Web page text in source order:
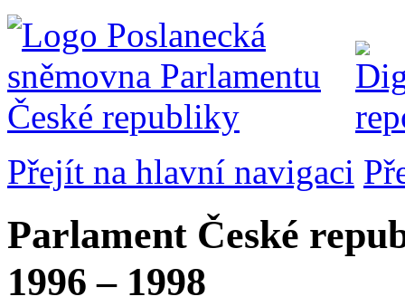
Přejít na hlavní navigaci
Parlament České
1996 – 1998